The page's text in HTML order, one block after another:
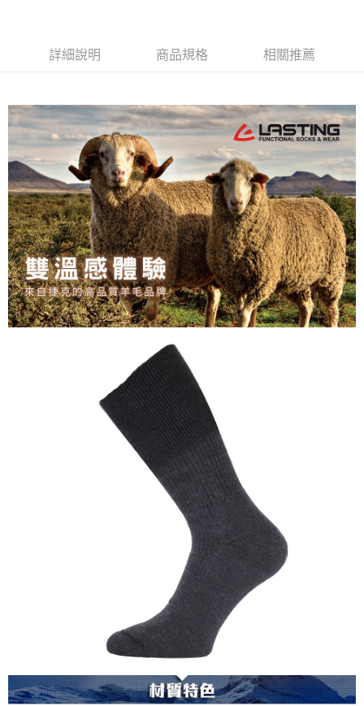
每筆NT$80，滿NT$790(含以上)免運費
宅配貨到付款
每筆NT$130，滿NT$2,000(含以上)免運費
詳細說明 商品規格 相關推薦